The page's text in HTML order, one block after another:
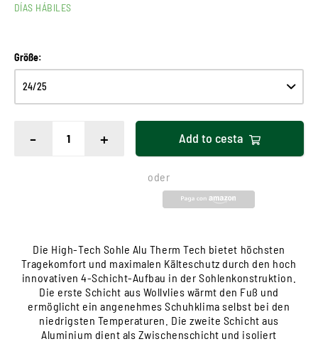
DÍAS HÁBILES
Größe:
- + Add to cesta
oder
Die High-Tech Sohle Alu Therm Tech bietet höchsten
Tragekomfort und maximalen Kälteschutz durch den hoch
innovativen 4-Schicht-Aufbau in der Sohlenkonstruktion.
Die erste Schicht aus Wollvlies wärmt den Fuß und
ermöglicht ein angenehmes Schuhklima selbst bei den
niedrigsten Temperaturen. Die zweite Schicht aus
Aluminium dient als Zwischenschicht und isoliert